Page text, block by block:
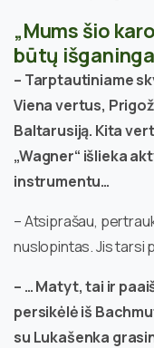
„Mums šio
būtų
– Tarptautiniame
Viena vertus,
Baltarusiją. Kita
„Wagner“ išlieka
instrumentu…
– Atsiprašau,
nuslopintas. Jis tarsi
– … Matyt, tai ir
persikėlė iš
su Lukašenka